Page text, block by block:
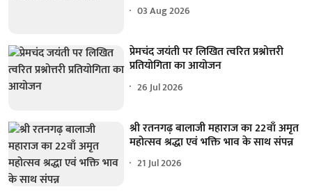
03 Aug 2026
प्रेमचंद जयंती पर लिखित त्वरित प्रश्नोत्तरी
प्रतियोगिता का आयोजन
26 Jul 2026
श्री रतनगढ़ बालाजी महाराज का 22वाँ अमृत
महोत्सव श्रद्धा एवं भक्ति भाव के साथ संपन्न
21 Jul 2026